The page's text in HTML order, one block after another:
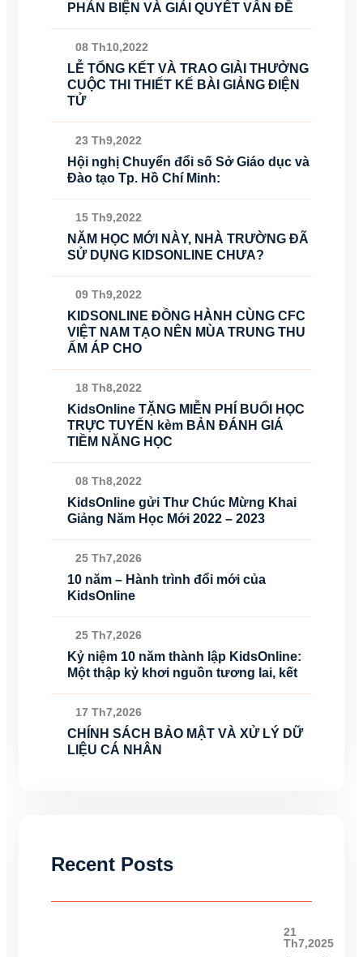
PHẢN BIỆN VÀ GIẢI QUYẾT VẤN ĐỀ
08 Th10,2022
LỄ TỔNG KẾT VÀ TRAO GIẢI THƯỞNG
CUỘC THI THIẾT KẾ BÀI GIẢNG ĐIỆN
TỬ
23 Th9,2022
Hội nghị Chuyển đổi số Sở Giáo dục và
Đào tạo Tp. Hồ Chí Minh:
15 Th9,2022
NĂM HỌC MỚI NÀY, NHÀ TRƯỜNG ĐÃ
SỬ DỤNG KIDSONLINE CHƯA?
09 Th9,2022
KIDSONLINE ĐỒNG HÀNH CÙNG CFC
VIỆT NAM TẠO NÊN MÙA TRUNG THU
ẤM ÁP CHO
18 Th8,2022
KidsOnline TẶNG MIỄN PHÍ BUỔI HỌC
TRỰC TUYẾN kèm BẢN ĐÁNH GIÁ
TIỀM NĂNG HỌC
08 Th8,2022
KidsOnline gửi Thư Chúc Mừng Khai
Giảng Năm Học Mới 2022 – 2023
25 Th7,2026
10 năm – Hành trình đổi mới của
KidsOnline
25 Th7,2026
Kỷ niệm 10 năm thành lập KidsOnline:
Một thập kỷ khơi nguồn tương lai, kết
17 Th7,2026
CHÍNH SÁCH BẢO MẬT VÀ XỬ LÝ DỮ
LIỆU CÁ NHÂN
Recent Posts
21
Th7,2025